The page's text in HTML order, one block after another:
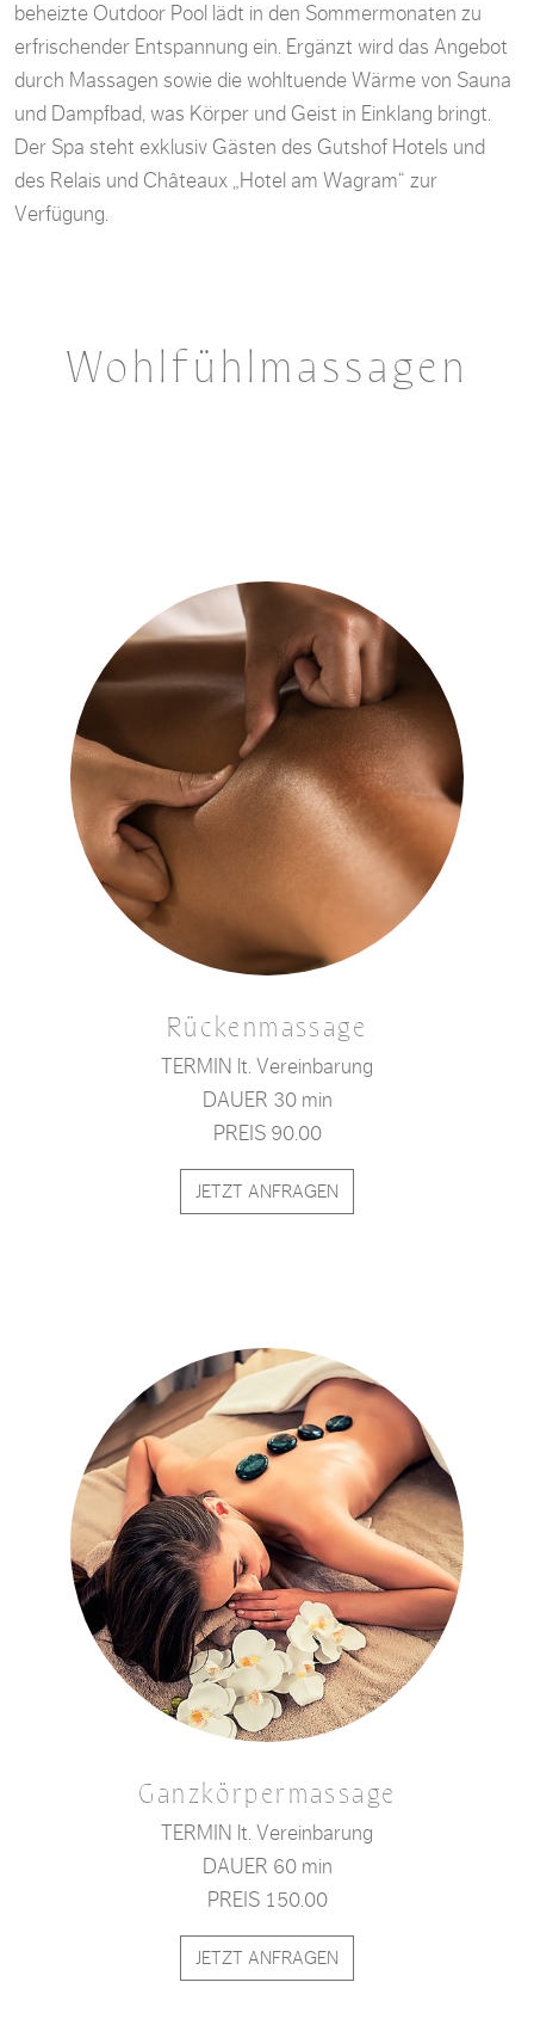
beheizte Outdoor Pool lädt in den Sommermonaten zu
erfrischender Entspannung ein. Ergänzt wird das Angebot
durch Massagen sowie die wohltuende Wärme von Sauna
und Dampfbad, was Körper und Geist in Einklang bringt.
Der Spa steht exklusiv Gästen des Gutshof Hotels und
des Relais und Châteaux „Hotel am Wagram“ zur
Verfügung.
Wohlfühlmassagen
Rückenmassage
TERMIN lt. Vereinbarung
DAUER 30 min
PREIS 90.00
JETZT ANFRAGEN
Ganzkörpermassage
TERMIN lt. Vereinbarung
DAUER 60 min
PREIS 150.00
JETZT ANFRAGEN